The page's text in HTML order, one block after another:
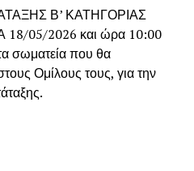
Β’ ΚΑΤΗΓΟΡΙΑΣ
18/05/2026 και ώρα 10:00
σωματεία που θα
Ομίλους τους, για την